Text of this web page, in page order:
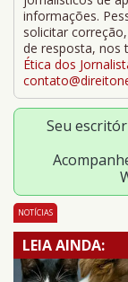
informações.
solicitar
de resposta, nos
Ética dos
Seu
NOTÍCIAS
LEIA AINDA: